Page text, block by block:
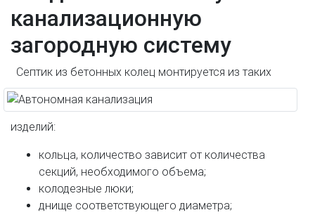
канализационную
загородную систему
Септик из бетонных колец монтируется из таких
изделий:
кольца, количество зависит от количества
секций, необходимого объема;
колодезные люки;
днище соответствующего диаметра;